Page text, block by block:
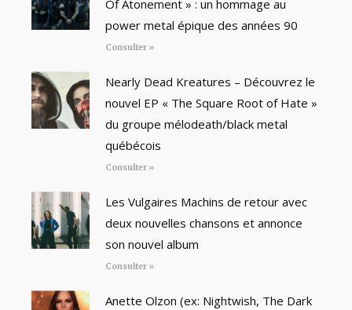
Of Atonement » : un hommage au
power metal épique des années 90
Consulter »
Nearly Dead Kreatures – Découvrez le
nouvel EP « The Square Root of Hate »
du groupe mélodeath/black metal
québécois
Consulter »
Les Vulgaires Machins de retour avec
deux nouvelles chansons et annonce
son nouvel album
Consulter »
Anette Olzon (ex: Nightwish, The Dark